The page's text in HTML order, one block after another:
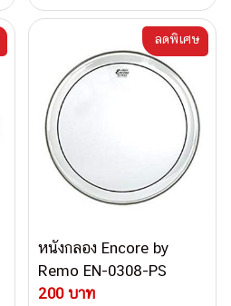
หนังกลอง Encore by
Remo EN-0308-PS
200 บาท
ลดพิเศษ